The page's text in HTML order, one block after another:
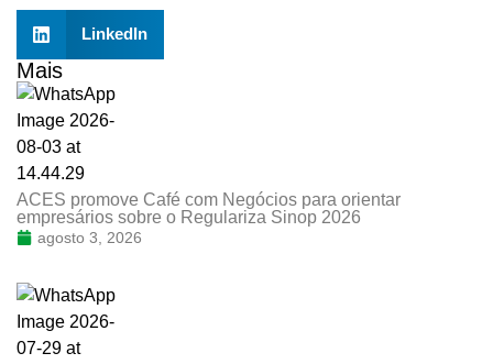
LinkedIn
Mais
ACES promove Café com Negócios para orientar
empresários sobre o Regulariza Sinop 2026
agosto 3, 2026